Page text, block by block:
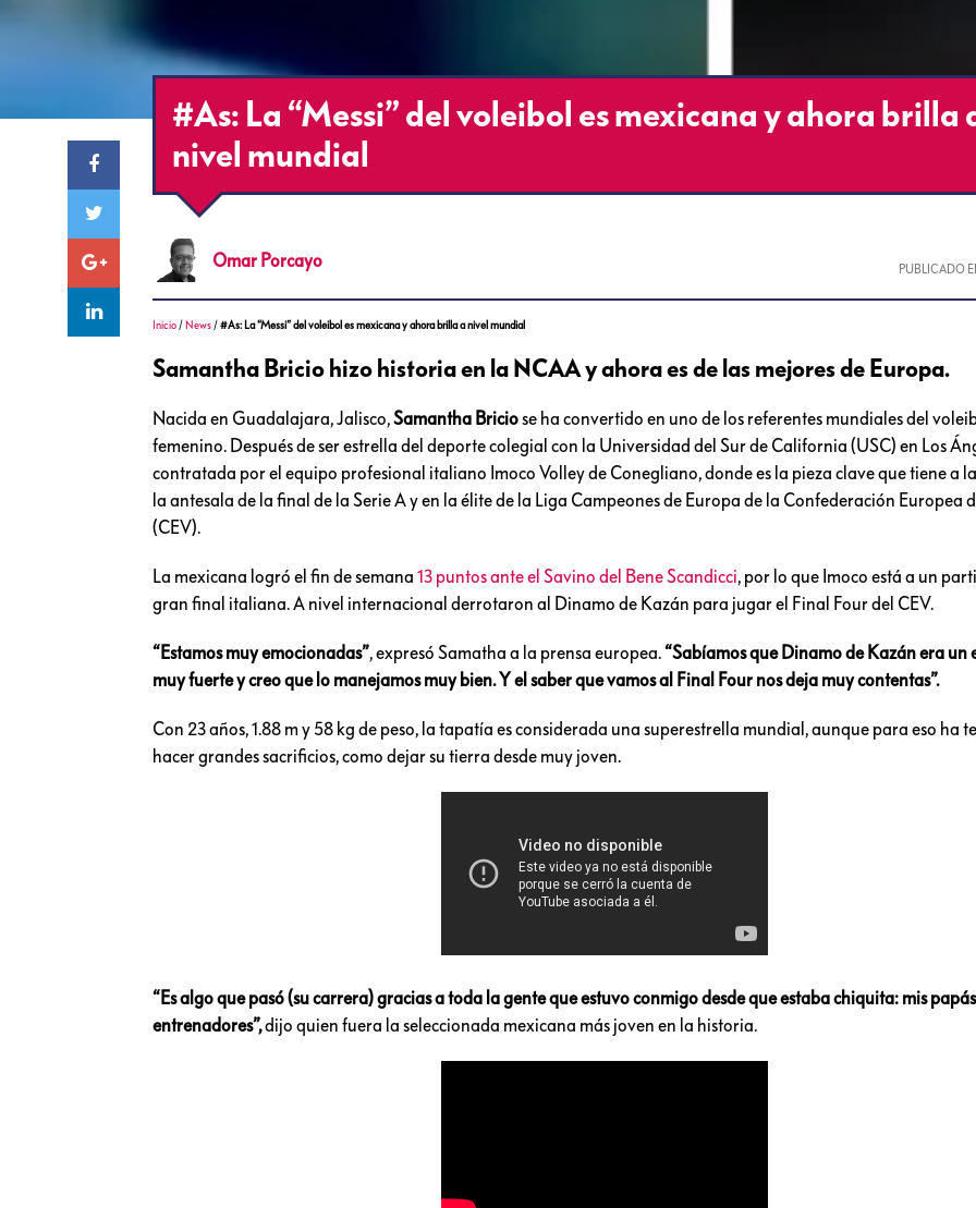
#As: La “Messi” del voleibol es mexicana y ahora brilla
nivel mundial
Omar Porcayo PUBLICADO
Inicio / News /#As: La “Messi” del voleibol es mexicana y ahora brilla a nivel mundial
Samantha Bricio hizo historia en la NCAA y ahora es de las mejores de Europa.
Nacida en Guadalajara, Jalisco,Samantha Briciose ha convertido en uno de los referentes mundiales del
femenino. Después de ser estrella del deporte colegial con la Universidad del Sur de California (USC) en Los
contratada por el equipo profesional italiano Imoco Volley de Conegliano, donde es la pieza clave que tiene a
la antesala de la final de la Serie A y en la élite de la Liga Campeones de Europa de la Confederación Europea
(CEV).
La mexicana logró el fin de semana13 puntos ante el Savino del Bene Scandicci, por lo que Imoco está a un
gran final italiana. A nivel internacional derrotaron al Dinamo de Kazán para jugar el Final Four del CEV.
“Estamos muy emocionadas”, expresó Samatha a la prensa europea.“Sabíamos que Dinamo de Kazán era un
muy fuerte y creo que lo manejamos muy bien. Y el saber que vamos al Final Four nos deja muy contentas”.
Con 23 años, 1.88 m y 58 kg de peso, la tapatía es considerada una superestrella mundial, aunque para eso ha
hacer grandes sacrificios, como dejar su tierra desde muy joven.
“Es algo que pasó (su carrera) gracias a toda la gente que estuvo conmigo desde que estaba chiquita: mis
entrenadores”,dijo quien fuera la seleccionada mexicana más joven en la historia.